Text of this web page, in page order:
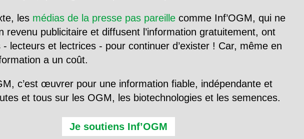
les médias de la presse pas pareille comme Inf’OGM, qui ne
revenu publicitaire et diffusent l’information gratuitement, ont
- lecteurs et lectrices - pour continuer d’exister ! Car, même en
a un coût.
c’est œuvrer pour une information fiable, indépendante et
et tous sur les OGM, les biotechnologies et les semences.
Je soutiens Inf’OGM